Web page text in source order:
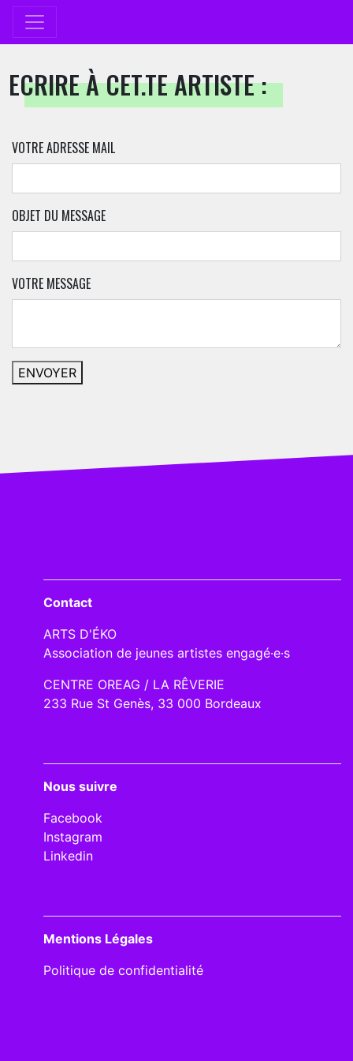
ECRIRE À CET.TE ARTISTE :
VOTRE ADRESSE MAIL
OBJET DU MESSAGE
VOTRE MESSAGE
Contact
ARTS D'ÉKO
Association de jeunes artistes engagé·e·s
CENTRE OREAG / LA RÊVERIE
233 Rue St Genès, 33 000 Bordeaux
Nous suivre
Facebook
Instagram
Linkedin
Mentions Légales
Politique de confidentialité